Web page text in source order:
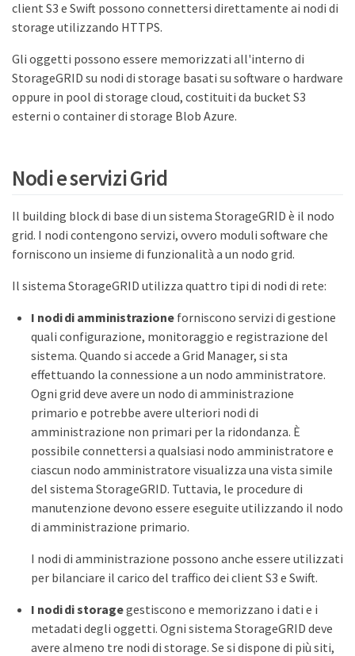
client S3 e Swift possono connettersi direttamente ai nodi di
storage utilizzando HTTPS.
Gli oggetti possono essere memorizzati all'interno di
StorageGRID su nodi di storage basati su software o hardware
oppure in pool di storage cloud, costituiti da bucket S3
esterni o container di storage Blob Azure.
Nodi e servizi Grid
Il building block di base di un sistema StorageGRID è il nodo
grid. I nodi contengono servizi, ovvero moduli software che
forniscono un insieme di funzionalità a un nodo grid.
Il sistema StorageGRID utilizza quattro tipi di nodi di rete:
I nodi di amministrazione forniscono servizi di gestione
quali configurazione, monitoraggio e registrazione del
sistema. Quando si accede a Grid Manager, si sta
effettuando la connessione a un nodo amministratore.
Ogni grid deve avere un nodo di amministrazione
primario e potrebbe avere ulteriori nodi di
amministrazione non primari per la ridondanza. È
possibile connettersi a qualsiasi nodo amministratore e
ciascun nodo amministratore visualizza una vista simile
del sistema StorageGRID. Tuttavia, le procedure di
manutenzione devono essere eseguite utilizzando il nodo
di amministrazione primario.
I nodi di amministrazione possono anche essere utilizzati
per bilanciare il carico del traffico dei client S3 e Swift.
I nodi di storagegestiscono e memorizzano i dati e i
metadati degli oggetti. Ogni sistema StorageGRID deve
avere almeno tre nodi di storage. Se si dispone di più siti,